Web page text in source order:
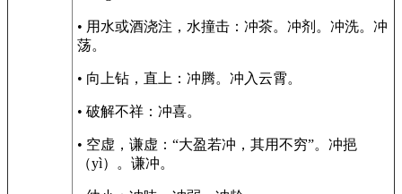
• 用水或酒浇注，水撞击：冲茶。冲剂。冲洗。冲
荡。
• 向上钻，直上：冲腾。冲入云霄。
• 破解不祥：冲喜。
• 空虚，谦虚：“大盈若冲，其用不穷”。冲挹
（yì）。谦冲。